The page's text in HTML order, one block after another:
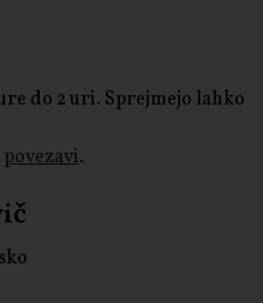
do 2 uri. Sprejmejo lahko
povezavi.